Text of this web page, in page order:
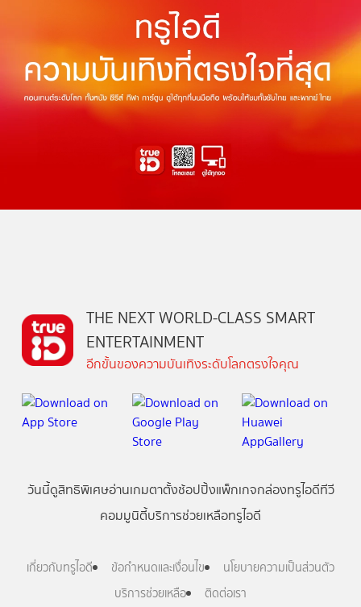
THE NEXT WORLD-CLASS SMART
ENTERTAINMENT
อีกขั้นของความบันเทิงระดับโลกตรงใจคุณ
วันนี้ดูสิทธิพิเศษอ่านเกมตาตั้งช้อปปิ้งแพ็กเกจกล่องทรูไอดีทีวี
คอมมูนิตี้บริการช่วยเหลือทรูไอดี
เกี่ยวกับทรูไอดี ข้อกำหนดและเงื่อนไข
นโยบายความเป็นส่วนตัว
บริการช่วยเหลือ
ติดต่อเรา